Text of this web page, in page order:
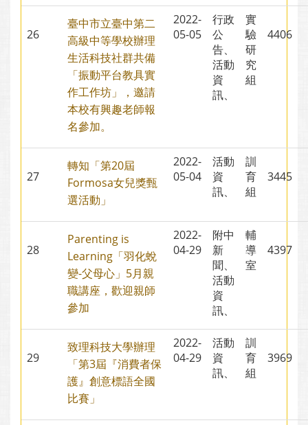
26
臺中市立臺中第二
高級中等學校辦理
生活科技社群共備
「振動平台教具實
作工作坊」，邀請
本校有興趣老師報
名參加。
2022-
05-05
行政
公
告、
活動
資
訊、
實
驗
研
究
組
4406
27
轉知「第20屆
Formosa女兒獎甄
選活動」
2022-
05-04
活動
資
訊、
訓
育
組
3445
28
Parenting is
Learning「羽化蛻
變-父母心」5月親
職講座，歡迎親師
參加
2022-
04-29
附中
新
聞、
活動
資
訊、
輔
導
室
4397
29
致理科技大學辦理
「第3屆『消費者保
護』創意標語全國
比賽」
2022-
04-29
活動
資
訊、
訓
育
組
3969